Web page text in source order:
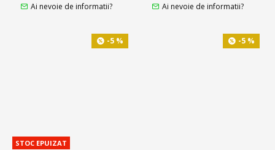
Ai nevoie de informatii? Ai nevoie de informatii?
-5 %
STOC EPUIZAT
-5 %